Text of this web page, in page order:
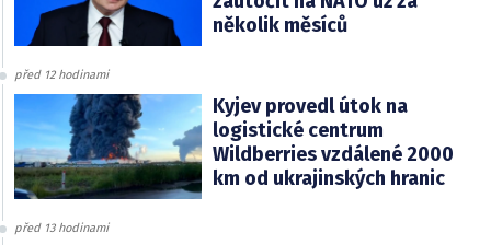
několik měsíců
před 12 hodinami
Kyjev provedl útok na
logistické centrum
Wildberries vzdálené 2000
km od ukrajinských hranic
před 13 hodinami